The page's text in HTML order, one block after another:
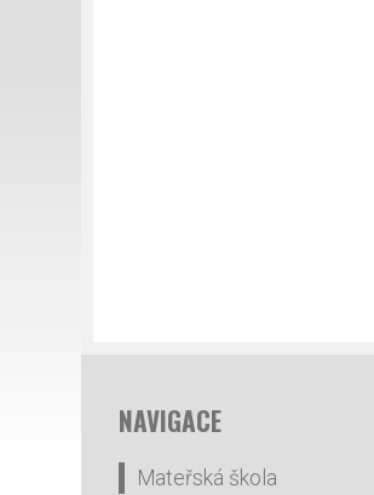
NAVIGACE
Mateřská škola